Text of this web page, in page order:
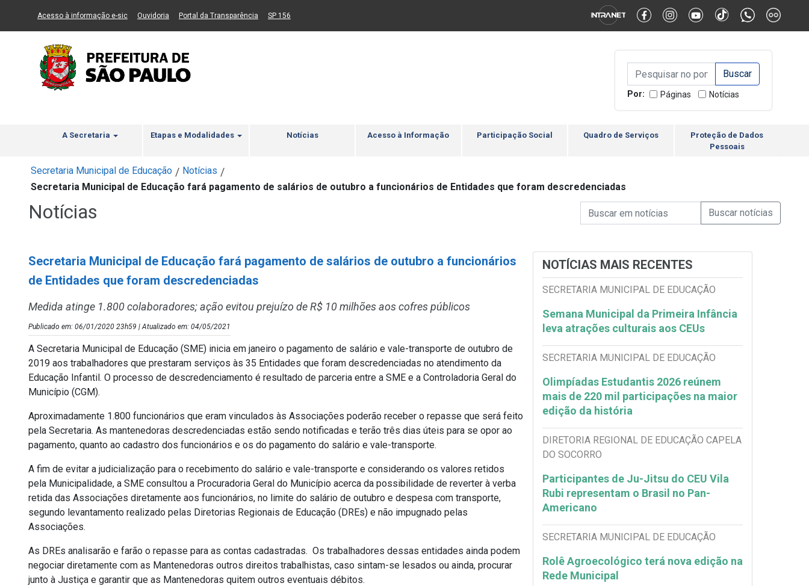
Ir ao Conteúdo Ir para menu principal 2 Ir para busca Ir para rodapé Alternar Alto Contraste Alternar Tamanho da Fonte
Acesso à informação e-sic(Link para um novo sítio)
Ouvidoria (Link para um novo sítio)
Portal da Transparência (Link para um novo sítio)
SP 156
Campo de Busca de
Campo de Busca de informaçõesEnviar a Busca
Por: Páginas Notícias
A Secretaria Etapas e Modalidades Notícias Acesso à Informação Participação Social Quadro de Serviços
Proteção de Dados
Pessoais
Secretaria Municipal de Educação / Notícias /
Secretaria Municipal de Educação fará pagamento de salários de outubro a funcionários de Entidades que foram descredenciadas
Notícias Campo de Busca de Notícias
Campo de Busca de informaçõesEnviar a Busca de
Secretaria Municipal de Educação fará pagamento de salários de outubro a funcionários
de Entidades que foram descredenciadas
Medida atinge 1.800 colaboradores; ação evitou prejuízo de R$ 10 milhões aos cofres públicos
Publicado em: 06/01/2020 23h59 | Atualizado em: 04/05/2021
A Secretaria Municipal de Educação (SME) inicia em janeiro o pagamento de salário e vale-transporte de outubro de
2019 aos trabalhadores que prestaram serviços às 35 Entidades que foram descredenciadas no atendimento da
Educação Infantil. O processo de descredenciamento é resultado de parceria entre a SME e a Controladoria Geral do
Município (CGM).
Aproximadamente 1.800 funcionários que eram vinculados às Associações poderão receber o repasse que será feito
pela Secretaria. As mantenedoras descredenciadas estão sendo notificadas e terão três dias úteis para se opor ao
pagamento, quanto ao cadastro dos funcionários e os do pagamento do salário e vale-transporte.
A fim de evitar a judicialização para o recebimento do salário e vale-transporte e considerando os valores retidos
pela Municipalidade, a SME consultou a Procuradoria Geral do Município acerca da possibilidade de reverter à verba
retida das Associações diretamente aos funcionários, no limite do salário de outubro e despesa com transporte,
segundo levantamento realizado pelas Diretorias Regionais de Educação (DREs) e não impugnado pelas
Associações.
As DREs analisarão e farão o repasse para as contas cadastradas. Os trabalhadores dessas entidades ainda podem
negociar diretamente com as Mantenedoras outros direitos trabalhistas, caso sintam-se lesados ou ainda, procurar
junto à Justiça e garantir que as Mantenedoras quitem outros eventuais débitos.
NOTÍCIAS MAIS RECENTES
SECRETARIA MUNICIPAL DE EDUCAÇÃO
Semana Municipal da Primeira Infância
leva atrações culturais aos CEUs
SECRETARIA MUNICIPAL DE EDUCAÇÃO
Olimpíadas Estudantis 2026 reúnem
mais de 220 mil participações na maior
edição da história
DIRETORIA REGIONAL DE EDUCAÇÃO CAPELA
DO SOCORRO
Participantes de Ju-Jitsu do CEU Vila
Rubi representam o Brasil no Pan-
Americano
SECRETARIA MUNICIPAL DE EDUCAÇÃO
Rolê Agroecológico terá nova edição na
Rede Municipal